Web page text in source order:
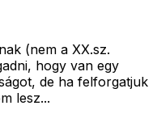
(nem a XX.sz.
hogy van egy
de ha felforgatjuk
lesz...